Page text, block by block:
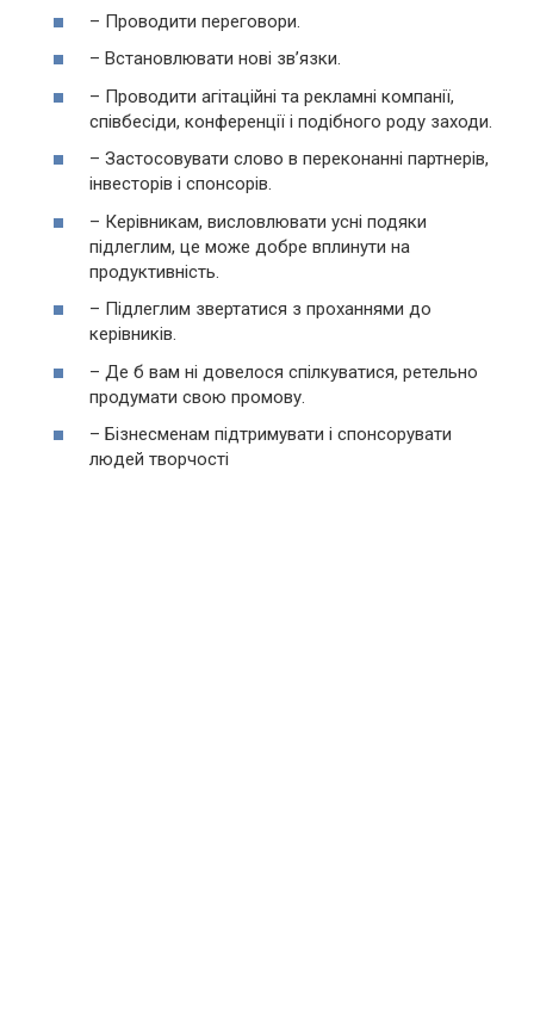
– Проводити переговори.
– Встановлювати нові зв’язки.
– Проводити агітаційні та рекламні компанії,
співбесіди, конференції і подібного роду заходи.
– Застосовувати слово в переконанні партнерів,
інвесторів і спонсорів.
– Керівникам, висловлювати усні подяки
підлеглим, це може добре вплинути на
продуктивність.
– Підлеглим звертатися з проханнями до
керівників.
– Де б вам ні довелося спілкуватися, ретельно
продумати свою промову.
– Бізнесменам підтримувати і спонсорувати
людей творчості